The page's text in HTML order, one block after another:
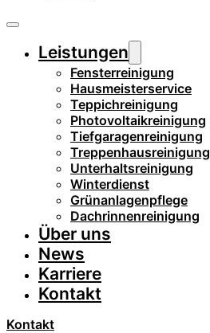
Leistungen
Fensterreinigung
Hausmeisterservice
Teppichreinigung
Photovoltaikreinigung
Tiefgaragenreinigung
Treppenhausreinigung
Unterhaltsreinigung
Winterdienst
Grünanlagenpflege
Dachrinnenreinigung
Über uns
News
Karriere
Kontakt
Kontakt